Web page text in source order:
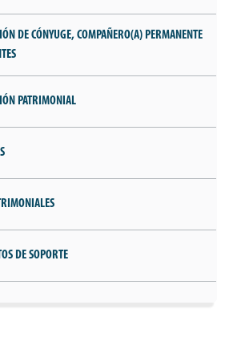
DE CÓNYUGE, COMPAÑERO(A) PERMANENTE
parientes, cónyuge o
PATRIMONIAL
DE SOPORTE